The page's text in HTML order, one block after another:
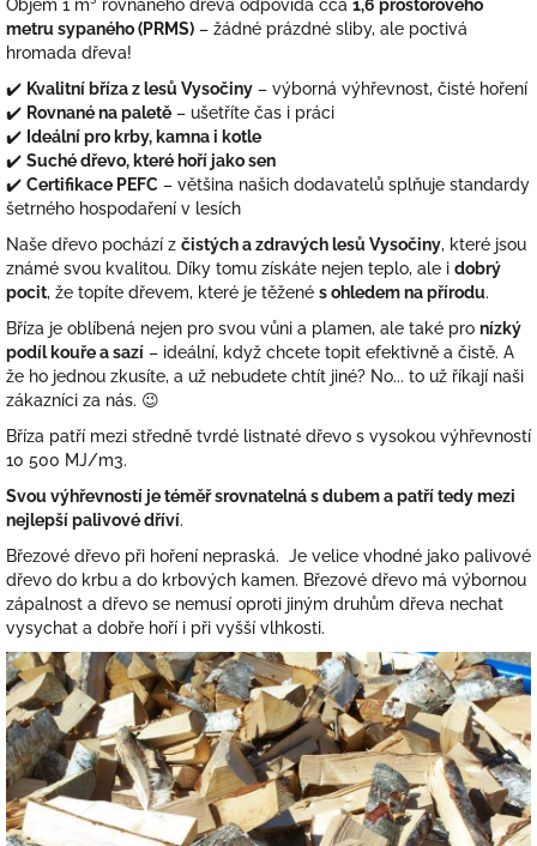
Objem 1 m³ rovnaného dřeva odpovídá cca 1,6 prostorového
metru sypaného (PRMS) – žádné prázdné sliby, ale poctivá
hromada dřeva!
✔️ Kvalitní bříza z lesů Vysočiny – výborná výhřevnost, čisté hoření
✔️ Rovnané na paletě – ušetříte čas i práci
✔️ Ideální pro krby, kamna i kotle
✔️ Suché dřevo, které hoří jako sen
✔️ Certifikace PEFC – většina našich dodavatelů splňuje standardy
šetrného hospodaření v lesích
Naše dřevo pochází z čistých a zdravých lesů Vysočiny, které jsou
známé svou kvalitou. Díky tomu získáte nejen teplo, ale i dobrý
pocit, že topíte dřevem, které je těžené s ohledem na přírodu.
Bříza je oblíbená nejen pro svou vůni a plamen, ale také pro nízký
podíl kouře a sazí – ideální, když chcete topit efektivně a čistě. A
že ho jednou zkusíte, a už nebudete chtít jiné? No... to už říkají naši
zákazníci za nás. 😉
Bříza patří mezi středně tvrdé listnaté dřevo s vysokou výhřevností
10 500 MJ/m3.
Svou výhřevností je téměř srovnatelná s dubem a patří tedy mezi
nejlepší palivové dříví.
Březové dřevo při hoření nepraská. Je velice vhodné jako palivové
dřevo do krbu a do krbových kamen. Březové dřevo má výbornou
zápalnost a dřevo se nemusí oproti jiným druhům dřeva nechat
vysychat a dobře hoří i při vyšší vlhkosti.